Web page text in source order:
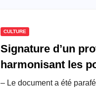
CULTURE
Signature d’un
harmonisant les
artistes sur les
– Le document a été